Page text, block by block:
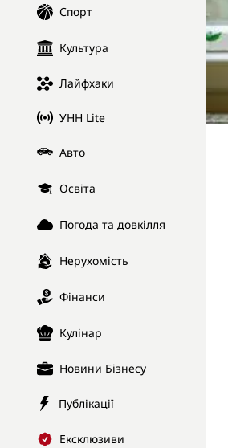
Спорт
Культура
Лайфхаки
УНН Lite
Авто
Освіта
Погода та довкілля
Нерухомість
Фінанси
Кулінар
Новини Бізнесу
Публікації
Ексклюзиви